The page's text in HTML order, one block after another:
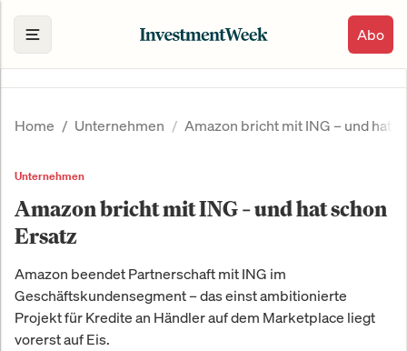
Abo
Home Unternehmen Amazon bricht mit ING – und hat
Unternehmen
Amazon bricht mit ING – und hat schon
Ersatz
Amazon beendet Partnerschaft mit ING im
Geschäftskundensegment – das einst ambitionierte
Projekt für Kredite an Händler auf dem Marketplace liegt
vorerst auf Eis.